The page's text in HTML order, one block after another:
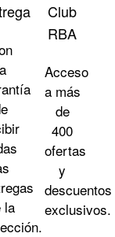
la
Club
RBA
Acceso
a más
de
400
ofertas
y
descuentos
exclusivos.